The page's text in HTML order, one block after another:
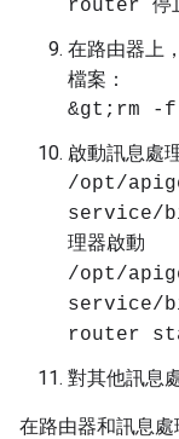
router 停
在路由器上
檔案：
&gt;rm -
啟動訊息處
/opt/
service/
理器啟動
/opt/
service/
router
對其他訊息
在路由器和訊息